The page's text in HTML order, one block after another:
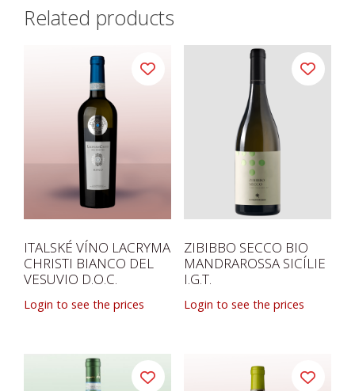
Related products
ITALSKÉ VÍNO LACRYMA
CHRISTI BIANCO DEL
VESUVIO D.O.C.
Login to see the prices
ZIBIBBO SECCO BIO
MANDRAROSSA SICÍLIE
I.G.T.
Login to see the prices